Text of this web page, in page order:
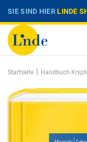
SIE SIND HIERLINDE
Startseite | Handbuch